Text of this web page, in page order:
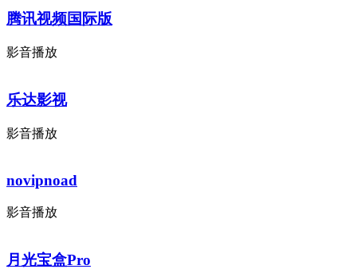
腾讯视频国际版
影音播放
乐达影视
影音播放
novipnoad
影音播放
月光宝盒Pro